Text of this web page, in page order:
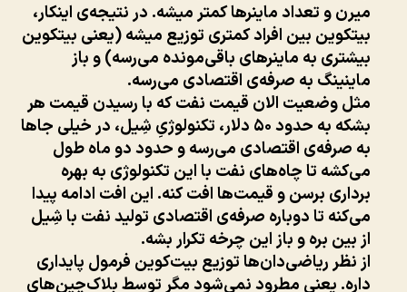
میرن و تعداد ماینرها کمتر میشه. در نتیجه‌ی اینکار،
بیتکوین بین افراد کمتری توزیع میشه (یعنی بیتکوین
بیشتری به ماینرهای باقی‌مونده می‌رسه) و باز
ماینینگ به صرفه‌ی اقتصادی می‌رسه.
مثل وضعیت الان قیمت نفت که با رسیدن قیمت هر
بشکه به حدود ۵۰ دلار، تکنولوژیِ شِیل، در خیلی جاها
به صرفه‌ی اقتصادی می‌رسه و حدود دو ماه طول
می‌کشه تا چاه‌های نفت با این تکنولوژی به بهره
برداری برسن و قیمت‌ها افت کنه. این افت ادامه پیدا
می‌کنه تا دوباره صرفه‌ی اقتصادی تولید نفت با شِیل
از بین بره و باز این چرخه تکرار بشه.
از نظر ریاضی‌دان‌ها توزیع بیت‌کوین فرمول پایداری
داره. یعنی مطرود نمی‌شود مگر توسط بلاک‌چِین‌های